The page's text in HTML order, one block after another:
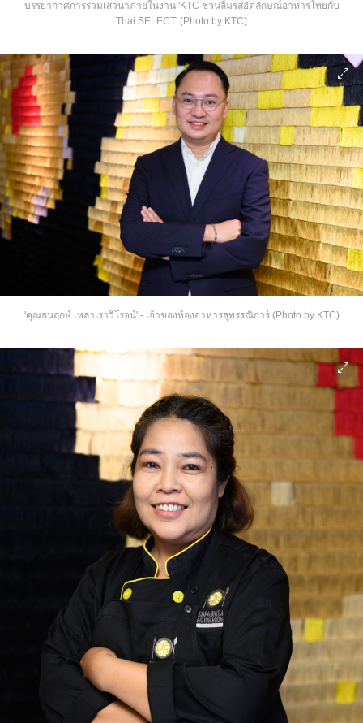
บรรยากาศการร่วมเสวนาภายในงาน 'KTC ชวนลิ้มรสอัตลักษณ์อาหารไทยกับ
Thai SELECT' (Photo by KTC)
'คุณธนฤกษ์ เหล่าเราวิโรจน์' - เจ้าของห้องอาหารสุพรรณิการ์ (Photo by KTC)